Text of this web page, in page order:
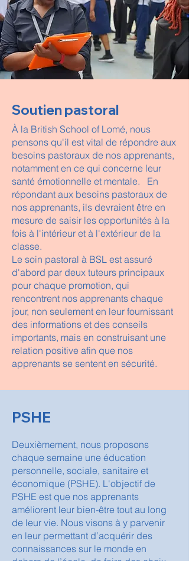
Soutien pastoral
​À la British School of Lomé, nous
pensons qu'il est vital de répondre aux
besoins pastoraux de nos apprenants,
notamment en ce qui concerne leur
santé émotionnelle et mentale. En
répondant aux besoins pastoraux de
nos apprenants, ils devraient être en
mesure de saisir les opportunités à la
fois à l'intérieur et à l'extérieur de la
classe.
Le soin pastoral à BSL est assuré
d'abord par deux tuteurs principaux
pour chaque promotion, qui
rencontrent nos apprenants chaque
jour, non seulement en leur fournissant
des informations et des conseils
importants, mais en construisant une
relation positive afin que nos
apprenants se sentent en sécurité.
PSHE
​Deuxièmement, nous proposons
chaque semaine une éducation
personnelle, sociale, sanitaire et
économique (PSHE). L'objectif de
PSHE est que nos apprenants
améliorent leur bien-être tout au long
de leur vie. Nous visons à y parvenir
en leur permettant d’acquérir des
connaissances sur le monde en